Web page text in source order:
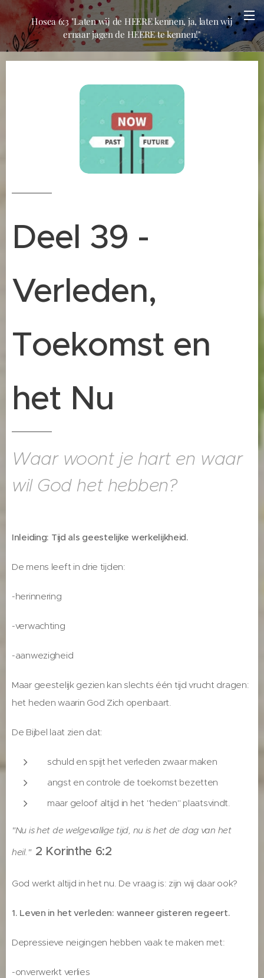
Hosea 6:3 "Laten wij de HEERE kennen, ja, laten wij
ernaar jagen de HEERE te kennen!"
Deel 39 -
Verleden,
Toekomst en
het Nu
Waar woont je hart en waar
wil God het hebben?
Inleiding: Tijd als geestelijke werkelijkheid.
De mens leeft in drie tijden:
-herinnering
-verwachting
-aanwezigheid
Maar geestelijk gezien kan slechts één tijd vrucht dragen:
het heden waarin God Zich openbaart.
De Bijbel laat zien dat:
schuld en spijt het verleden zwaar maken
angst en controle de toekomst bezetten
maar geloof altijd in het "heden" plaatsvindt.
"Nu is het de welgevallige tijd, nu is het de dag van het
heil." 2 Korinthe 6:2
God werkt altijd in het nu. De vraag is: zijn wij daar ook?
1. Leven in het verleden: wanneer gisteren regeert.
Depressieve neigingen hebben vaak te maken met:
-onverwerkt verlies